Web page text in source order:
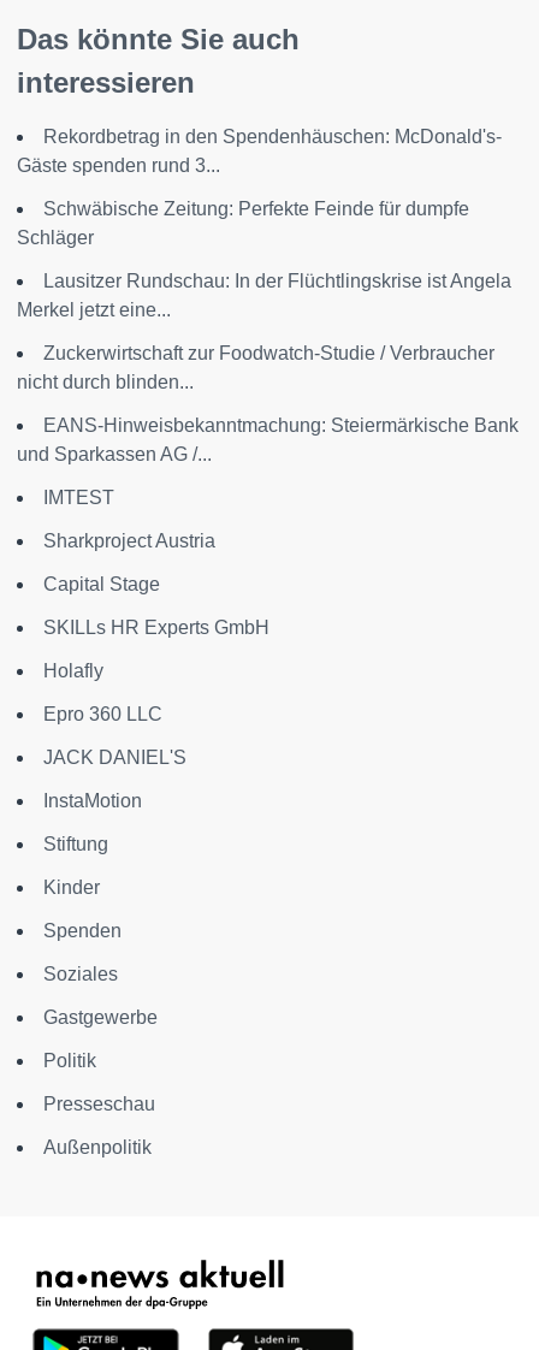
Das könnte Sie auch
interessieren
Rekordbetrag in den Spendenhäuschen: McDonald's-
Gäste spenden rund 3...
Schwäbische Zeitung: Perfekte Feinde für dumpfe
Schläger
Lausitzer Rundschau: In der Flüchtlingskrise ist Angela
Merkel jetzt eine...
Zuckerwirtschaft zur Foodwatch-Studie / Verbraucher
nicht durch blinden...
EANS-Hinweisbekanntmachung: Steiermärkische Bank
und Sparkassen AG /...
IMTEST
Sharkproject Austria
Capital Stage
SKILLs HR Experts GmbH
Holafly
Epro 360 LLC
JACK DANIEL'S
InstaMotion
Stiftung
Kinder
Spenden
Soziales
Gastgewerbe
Politik
Presseschau
Außenpolitik